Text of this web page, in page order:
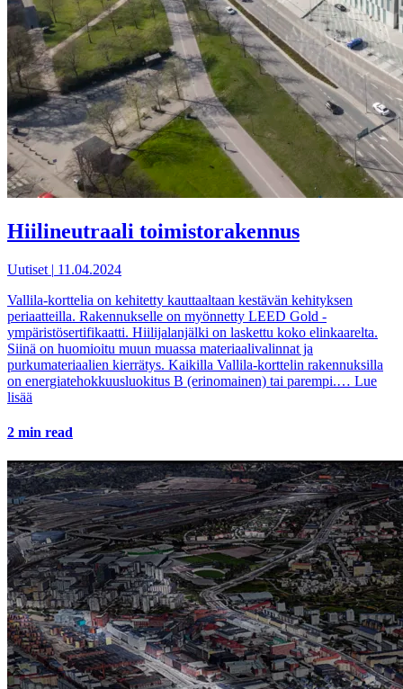
Hiilineutraali toimistorakennus
Uutiset | 11.04.2024
Vallila-korttelia on kehitetty kauttaaltaan kestävän kehityksen
periaatteilla. Rakennukselle on myönnetty LEED Gold -
ympäristösertifikaatti. Hiilijalanjälki on laskettu koko elinkaarelta.
Siinä on huomioitu muun muassa materiaalivalinnat ja
purkumateriaalien kierrätys. Kaikilla Vallila-korttelin rakennuksilla
on energiatehokkuusluokitus B (erinomainen) tai parempi.… Lue
lisää
2 min read